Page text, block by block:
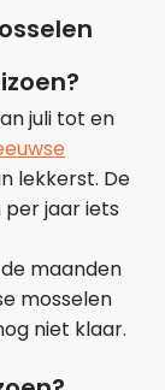
juli tot en
lekkerst. De
jaar iets
maanden
mosselen
niet klaar.